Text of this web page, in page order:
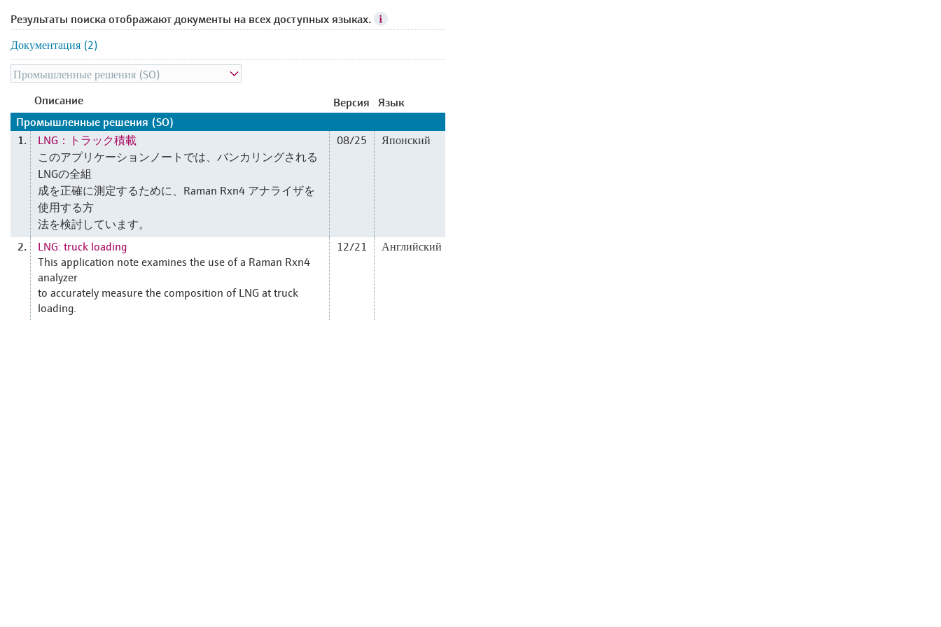
Результаты поиска отображают документы на всех доступных языках.
Документация (2)
Описание Версия
Язык
Промышленные решения (SO)
1.
LNG：トラック積載
このアプリケーションノートでは、バンカリングされる
LNGの全組
成を正確に測定するために、Raman Rxn4 アナライザを
使用する方
法を検討しています。
08/25 Японский
2.
LNG: truck loading
This application note examines the use of a Raman Rxn4
analyzer
to accurately measure the composition of LNG at truck
loading.
12/21 Английский